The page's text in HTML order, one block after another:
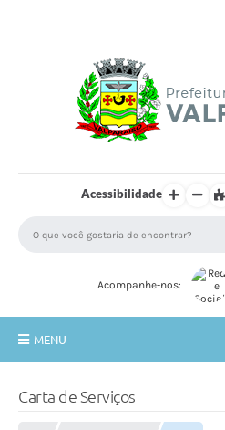
Acessibilidade
Acompanhe-nos:
MENU
Carta de Serviços